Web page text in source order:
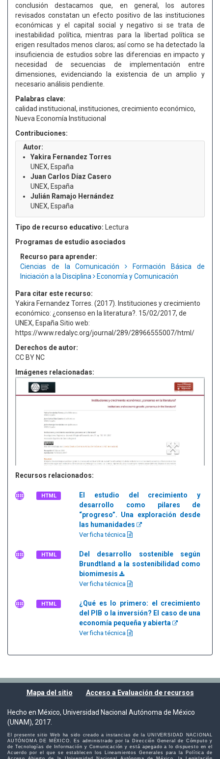
conclusión destacamos que, en general, los autores
revisados constatan un efecto positivo de las instituciones
económicas y el capital social y negativo si se trata de
inestabilidad política, mientras para la libertad política se
erigen resultados menos claros; así como se ha detectado la
insuficiencia de estudios sobre las diferencias en impacto y
necesidad de secuencias de implementación entre
dimensiones, evidenciando la existencia de un amplio y
necesario análisis pendiente.
Palabras clave:
calidad institucional, instituciones, crecimiento económico,
Nueva Economía Institucional
Contribuciones:
Autor:
Yakira Fernandez Torres
UNEX, España
Juan Carlos Díaz Casero
UNEX, España
Julián Ramajo Hernández
UNEX, España
Tipo de recurso educativo: Lectura
Programas de estudio asociados
Recurso para aprender:
Ciencias de la Comunicación
Formación Básica de
Iniciación a la Disciplina
Economía y Comunicación
Para citar este recurso:
Yakira Fernandez Torres. (2017). Instituciones y crecimiento
económico: ¿consenso en la literatura?. 15/02/2017, de
UNEX, España Sitio web:
https://www.redalyc.org/journal/289/28966555007/html/
Derechos de autor:
CC BY NC
Imágenes relacionadas:
Recursos relacionados:
HTML
El estudio del crecimiento y
desarrollo como pilares de
“progreso”. Una exploración desde
las humanidades
Ver ficha técnica
HTML
Del desarrollo sostenible según
Brundtland a la sostenibilidad como
biomimesis
Ver ficha técnica
HTML
¿Qué es lo primero: el crecimiento
del PIB o la inversión? El caso de una
economía pequeña y abierta
Ver ficha técnica
Mapa del sitio Acceso a Evaluación de recursos
Hecho en México, Universidad Nacional Autónoma de México
(UNAM), 2017.
El presente sitio Web ha sido creado a instancias de la UNIVERSIDAD NACIONAL
AUTÓNOMA DE MÉXICO. Es administrado por la Dirección General de Cómputo y
de Tecnologías de Información y Comunicación y está apegado a lo dispuesto en el
Acuerdo por el que se establecen los Lineamientos Generales para la Política de